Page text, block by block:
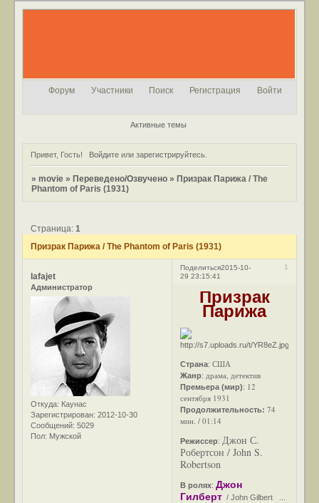
Форум Участники Поиск Регистрация Войти
Активные темы
Привет, Гость! Войдитеили зарегистрируйтесь.
»movie » Переведено/Озвучено » Призрак Парижа / The
Phantom of Paris (1931)
Призрак Парижа / The Phantom of Paris (1931)
Страница:1
Поделиться 1
2015-10-
29 23:15:41
lafajet
Администратор
Откуда: Каунас
Зарегистрирован: 2012-10-30
Сообщений: 5029
Пол: Мужской
Призрак
Парижа
Страна:США
Жанр: драма, детектив
Премьера (мир): 12
сентября 1931
Продолжительность:74
мин. / 01:14
Режиссер: Джон С.
Робертсон / John S.
Robertson
В ролях:Джон
Гилберт / John Gilbert ...